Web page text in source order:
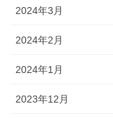
2024年3月
2024年2月
2024年1月
2023年12月